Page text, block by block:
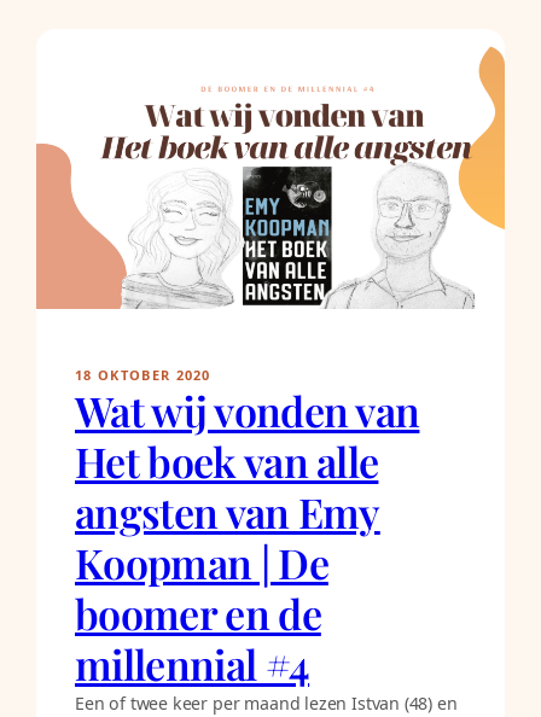
18 OKTOBER 2020
Wat wij vonden van
Het boek van alle
angsten van Emy
Koopman | De
boomer en de
millennial #4
Een of twee keer per maand lezen Istvan (48) en